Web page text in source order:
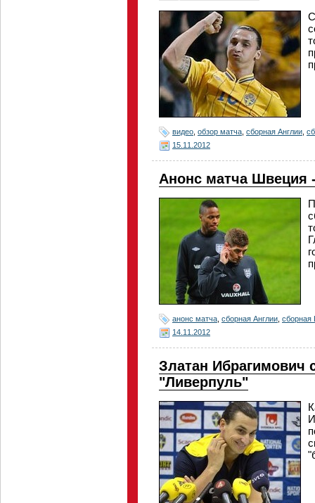
видео обзор матча сборная Англии
15.11.2012
Анонс матча Швеция
анонс матча сборная Англии сборная
14.11.2012
Златан Ибрагимович
"Ливерпуль"